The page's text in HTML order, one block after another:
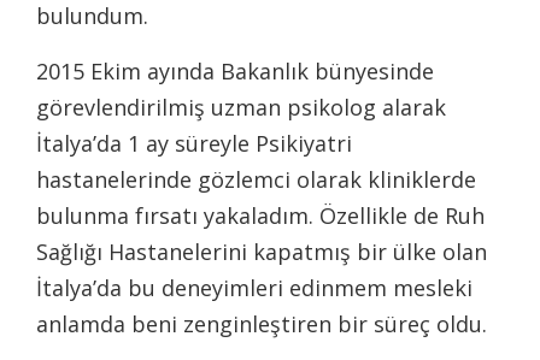
bulundum.
2015 Ekim ayında Bakanlık bünyesinde
görevlendirilmiş uzman psikolog alarak
İtalya’da 1 ay süreyle Psikiyatri
hastanelerinde gözlemci olarak kliniklerde
bulunma fırsatı yakaladım. Özellikle de Ruh
Sağlığı Hastanelerini kapatmış bir ülke olan
İtalya’da bu deneyimleri edinmem mesleki
anlamda beni zenginleştiren bir süreç oldu.